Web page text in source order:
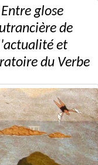
Entre glose
de
et
du Verbe